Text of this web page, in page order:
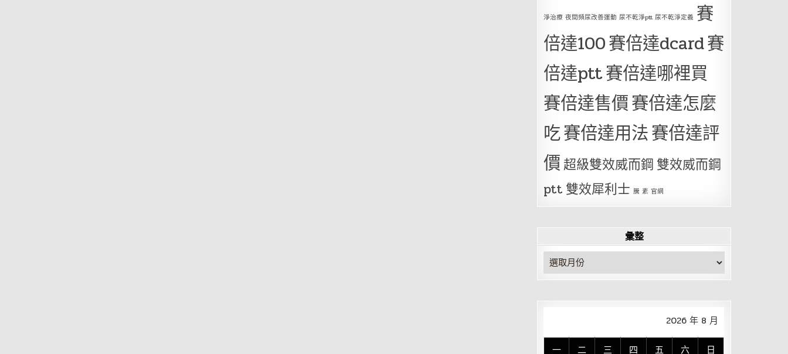
淨治療 夜間頻尿改善運動 尿不乾淨ptt 尿不乾淨定義 賽
倍達100賽倍達dcard賽
倍達ptt賽倍達哪裡買
賽倍達售價賽倍達怎麼
吃賽倍達用法賽倍達評
價超級雙效威而鋼 雙效威而鋼
ptt 雙效犀利士 騰 素 官網
彙整
彙
整
2026 年 8 月
一 二 三 四 五 六 日